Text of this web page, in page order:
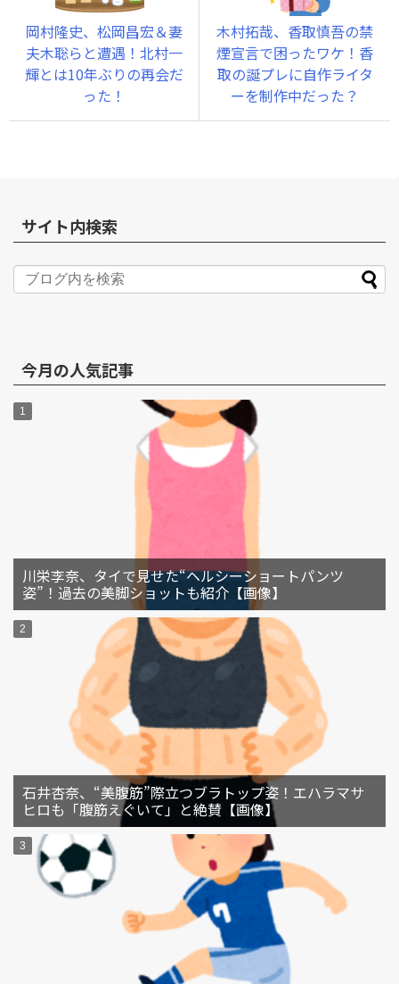
岡村隆史、松岡昌宏＆妻
夫木聡らと遭遇！北村一
輝とは10年ぶりの再会だ
った！
木村拓哉、香取慎吾の禁
煙宣言で困ったワケ！香
取の誕プレに自作ライタ
ーを制作中だった？
サイト内検索
今月の人気記事
川栄李奈、タイで見せた“ヘルシーショートパンツ
姿”！過去の美脚ショットも紹介【画像】
石井杏奈、“美腹筋”際立つブラトップ姿！エハラマサ
ヒロも「腹筋えぐいて」と絶賛【画像】